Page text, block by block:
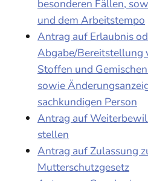
besonderen Fällen,
und dem Arbeitstempo
Antrag auf Erlaubnis
Abgabe/Bereitstellung
Stoffen und
sowie
sachkundigen Person
Antrag auf
stellen
Antrag auf Zulassung
Mutterschutzgesetz